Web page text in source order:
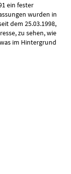
ein fester
wurden in
dem 25.03.1998,
zu sehen, wie
im Hintergrund